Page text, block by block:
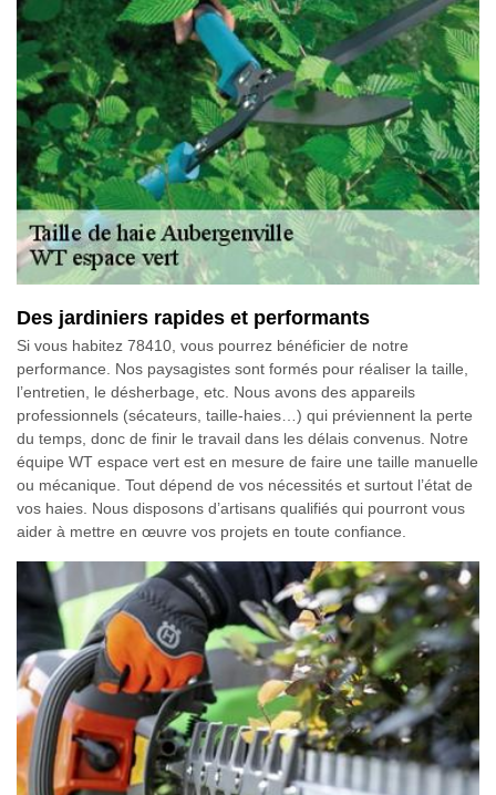
Des jardiniers rapides et performants
Si vous habitez 78410, vous pourrez bénéficier de notre
performance. Nos paysagistes sont formés pour réaliser la taille,
l’entretien, le désherbage, etc. Nous avons des appareils
professionnels (sécateurs, taille-haies…) qui préviennent la perte
du temps, donc de finir le travail dans les délais convenus. Notre
équipe WT espace vert est en mesure de faire une taille manuelle
ou mécanique. Tout dépend de vos nécessités et surtout l’état de
vos haies. Nous disposons d’artisans qualifiés qui pourront vous
aider à mettre en œuvre vos projets en toute confiance.